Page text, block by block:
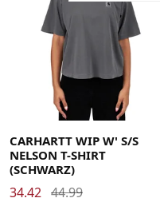
Small X-Small
CARHARTT WIP W' S/S
NELSON T-SHIRT
(SCHWARZ)
34.42 44.99